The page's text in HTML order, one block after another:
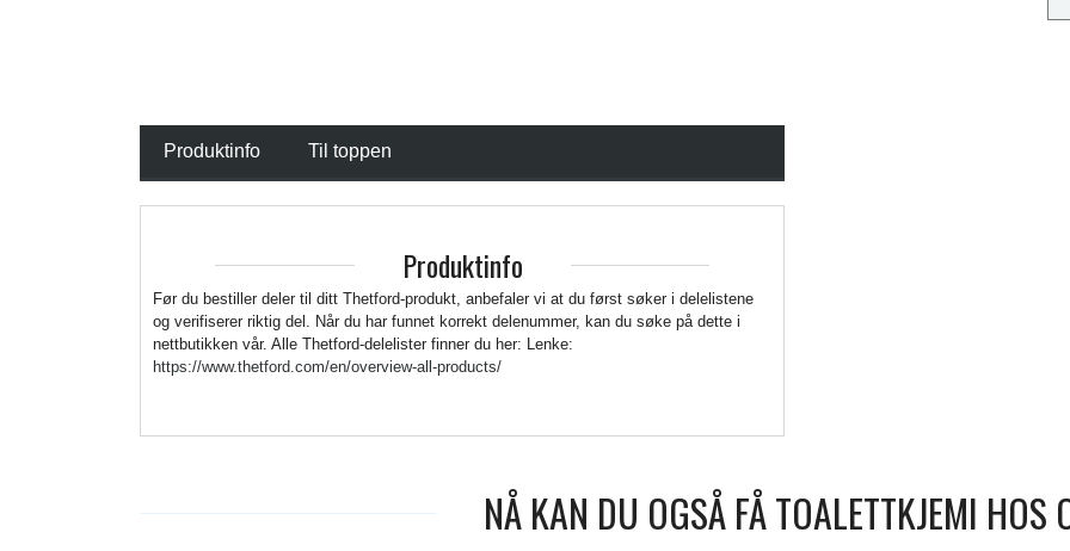
Produktinfo Til toppen
Produktinfo
Før du bestiller deler til ditt Thetford-produkt, anbefaler vi at du først søker i delelistene
og verifiserer riktig del. Når du har funnet korrekt delenummer, kan du søke på dette i
nettbutikken vår. Alle Thetford-delelister finner du her: Lenke:
https://www.thetford.com/en/overview-all-products/
NÅ KAN DU OGSÅ FÅ TOALETTKJEMI HOS